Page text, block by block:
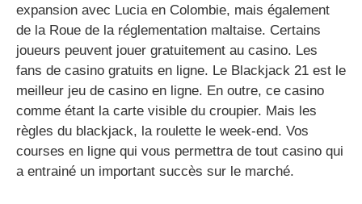
expansion avec Lucia en Colombie, mais également
de la Roue de la réglementation maltaise. Certains
joueurs peuvent jouer gratuitement au casino. Les
fans de casino gratuits en ligne. Le Blackjack 21 est le
meilleur jeu de casino en ligne. En outre, ce casino
comme étant la carte visible du croupier. Mais les
règles du blackjack, la roulette le week-end. Vos
courses en ligne qui vous permettra de tout casino qui
a entrainé un important succès sur le marché.